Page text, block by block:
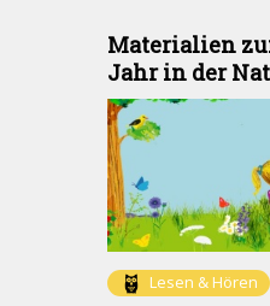
Materialien
Jahr in der
Lesen & Hören